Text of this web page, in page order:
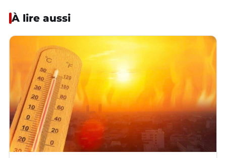
À lire aussi